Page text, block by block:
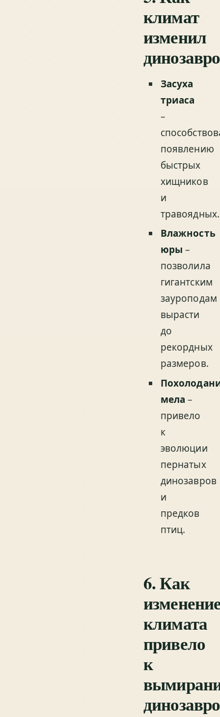
климат
изменил
Засуха
триаса
–
появлению
быстрых
хищников
и
травоядных.
Влажность
юры –
позволила
гигантским
зауроподам
вырасти
до
рекордных
размеров.
мела –
привело
к
эволюции
пернатых
динозавров
и
предков
птиц.
6. Как
климата
привело
к